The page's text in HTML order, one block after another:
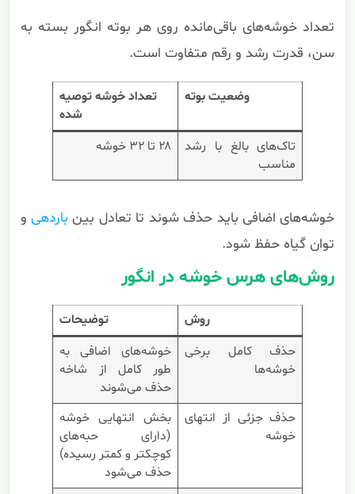
تعداد خوشه‌های باقی‌مانده روی هر بوته انگور بسته به
سن، قدرت رشد و رقم متفاوت است.
وضعیت بوته
تعداد خوشه توصیه
شده
تاک‌های بالغ با رشد
مناسب
۲۸ تا ۳۲ خوشه
خوشه‌های اضافی باید حذف شوند تا تعادل بین باردهیو
توان گیاه حفظ شود.
روش‌های هرس خوشه در انگور
روش
توضیحات
حذف کامل برخی
خوشه‌ها
خوشه‌های اضافی به
طور کامل از شاخه
حذف می‌شوند
حذف جزئی از انتهای
خوشه
بخش انتهایی خوشه
(دارای حبه‌های
کوچکتر و کمتر رسیده)
حذف می‌شود